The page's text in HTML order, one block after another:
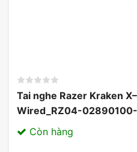
Tai nghe Razer Kraken
Wired_RZ04-
Còn hàng